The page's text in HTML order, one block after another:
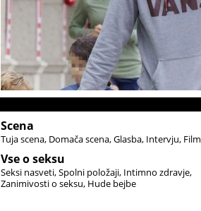
Scena
Tuja scena Domača scena Glasba Intervju Film
Vse o seksu
Seksi nasveti Spolni položaji Intimno zdravje
Zanimivosti o seksu Hude bejbe